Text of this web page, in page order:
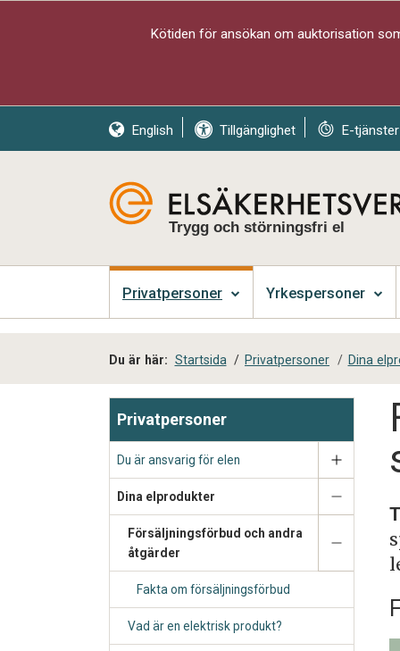
Kötiden för ansökan om auktorisation
English Tillgänglighet E-tjänster
Trygg och störningsfri el
Privatpersoner Yrkespersoner
Du är här: Startsida / Privatpersoner / Dina
Privatpersoner
Du är ansvarig för elen
Dina elprodukter
Försäljningsförbud och andra
åtgärder
Fakta om försäljningsförbud
Vad är en elektrisk produkt?